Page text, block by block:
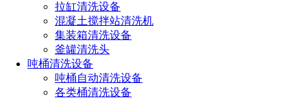
拉缸清洗设备
混凝土搅拌站清洗机
集装箱清洗设备
釜罐清洗头
吨桶清洗设备
吨桶自动清洗设备
各类桶清洗设备